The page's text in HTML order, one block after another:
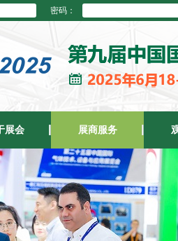
密码：
展会 展商服务